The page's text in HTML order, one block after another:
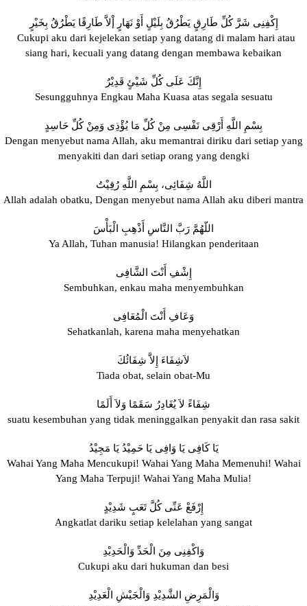
إِكْفِنِى شَرَّ كُلِّ طَارِقٍ يَطْرُقُ بِلَيْلٍ أَوْ نَهَارٍ إْلاَّ طَارِقًا يَطْرُقُ بِخَيْرٍ
Cukupi aku dari kejelekan setiap yang datang di malam hari atau
siang hari, kecuali yang datang dengan membawa kebaikan
إِنَّكَ عَلَى كُلِّ شَيْئٍ قَدِيْرٌ
Sesungguhnya Engkau Maha Kuasa atas segala sesuatu
بِسْمِ اللَّهِ أَرْقِى نَفْسِى مِنْ كُلِّ مَا يُؤْذِى وَمِنْ كُلِّ حَاسِدٍ
Dengan menyebut nama Allah, aku memantrai diriku dari setiap yang
menyakiti dan dari setiap orang yang dengki
اللَّهُ شِفَائِى، بِسْمِ اللَّهِ رُقِيْتُ
Allah adalah obatku, Dengan menyebut nama Allah aku diberi mantra
اللّهُمَّ رَبَّ النَّاسِ أَذْهِبِ الْبَأْسَ
Ya Allah, Tuhan manusia! Hilangkan penderitaan
إِشْفِ أَنْتَ الشَّافِى
Sembuhkan, enkau maha menyembuhkan
وَعَافِ أَنْتَ الْمُعَافِى
Sehatkanlah, karena maha menyehatkan
لاَشِفَاءَ إِلاَّ شِفَائُكَ
Tiada obat, selain obat-Mu
شِفَاءً لاَ يُغَادِرُ سَقَمًا وَلاَ أَلَمًا
suatu kesembuhan yang tidak meninggalkan penyakit dan rasa sakit
يَا كَافِى يَا وَافِى يَا حَمِيْدُ يَا مَجِيْدُ
Wahai Yang Maha Mencukupi! Wahai Yang Maha Memenuhi! Wahai
Yang Maha Terpuji! Wahai Yang Maha Mulia!
إِرْفَعْ عَنِّى كُلَّ تَعَبٍ شَدِيْدٍ
Angkatlat dariku setiap kelelahan yang sangat
وَاكْفِنِى مِنَ الْحَدِّ وَالْحَدِيْدِ
Cukupi aku dari hukuman dan besi
وَالْمَرِضِ الشَّدِيْدِ وَالْجَيْشِ الْعَدِيْدِ